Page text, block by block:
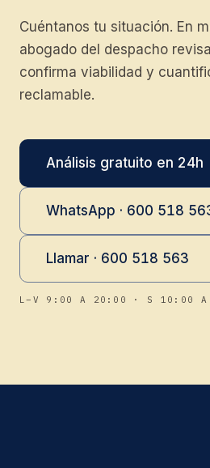
Cuéntanos tu situación. En
abogado del despacho
confirma viabilidad y
reclamable.
Análisis gratuito en 24h
WhatsApp · 600 518
Llamar · 600 518 563
L–V 9:00 A 20:00 · S 10:00 A